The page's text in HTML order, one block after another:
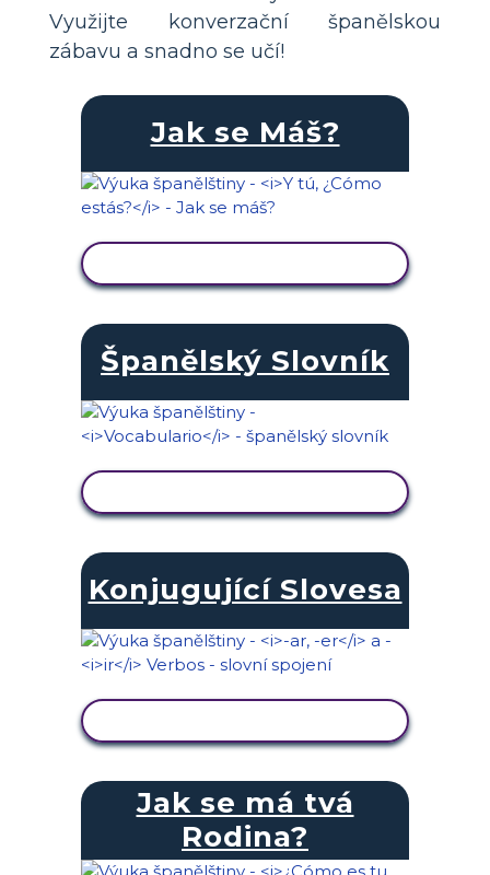
Využijte konverzační španělskou
zábavu a snadno se učí!
Jak se Máš?
Španělský Slovník
Konjugující Slovesa
Jak se má tvá
Rodina?